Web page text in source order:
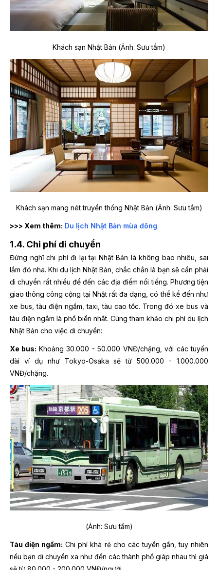
Khách sạn Nhật Bản (Ảnh: Sưu tầm)
Khách sạn mang nét truyền thống Nhật Bản (Ảnh: Sưu tầm)
>>> Xem thêm: Du lịch Nhật Bản mùa đông
1.4. Chi phí di chuyển
Đừng nghĩ chi phí đi lại tại Nhật Bản là không bao nhiêu, sai
lầm đó nha. Khi du lịch Nhật Bản, chắc chắn là bạn sẽ cần phải
di chuyển rất nhiều để đến các địa điểm nổi tiếng. Phương tiện
giao thông công cộng tại Nhật rất đa dạng, có thể kể đến như
xe bus, tàu điện ngầm, taxi, tàu cao tốc. Trong đó xe bus và
tàu điện ngầm là phổ biến nhất. Cùng tham khảo chi phí du lịch
Nhật Bản cho việc di chuyển:
Xe bus: Khoảng 30.000 - 50.000 VNĐ/chặng, với các tuyến
dài ví dụ như Tokyo-Osaka sẽ từ 500.000 - 1.000.000
VNĐ/chặng.
(Ảnh: Sưu tầm)
Tàu điện ngầm: Chi phí khá rẻ cho các tuyến gần, tuy nhiên
nếu bạn di chuyển xa như đến các thành phố giáp nhau thì giá